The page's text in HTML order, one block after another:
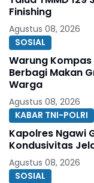
Finishing
Agustus 08, 2026
SOSIAL
Warung Kompas
Berbagi Makan
Warga
Agustus 08, 2026
KABAR TNI-POLRI
Kapolres Ngawi
Kondusivitas
Agustus 08, 2026
SOSIAL